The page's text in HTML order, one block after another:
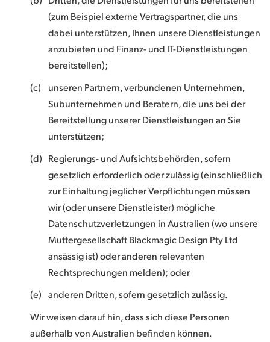
(zum Beispiel externe Vertragspartner, die uns
dabei unterstützen, Ihnen unsere Dienstleistungen
anzubieten und Finanz- und IT-Dienstleistungen
bereitstellen);
(c)
unseren Partnern, verbundenen Unternehmen,
Subunternehmen und Beratern, die uns bei der
Bereitstellung unserer Dienstleistungen an Sie
unterstützen;
(d) Regierungs- und Aufsichtsbehörden, sofern
gesetzlich erforderlich oder zulässig (einschließlich
zur Einhaltung jeglicher Verpflichtungen müssen
wir (oder unsere Dienstleister) mögliche
Datenschutzverletzungen in Australien (wo unsere
Muttergesellschaft Blackmagic Design Pty Ltd
ansässig ist) oder anderen relevanten
Rechtsprechungen melden); oder
(e) anderen Dritten, sofern gesetzlich zulässig.
Wir weisen darauf hin, dass sich diese Personen
außerhalb von Australien befinden können.